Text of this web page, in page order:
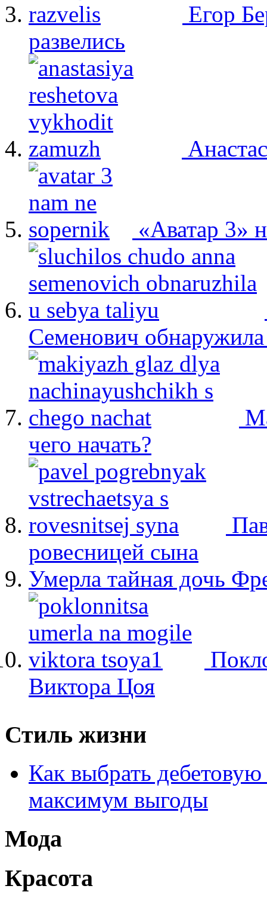
Егор
развелись
«Аватар 3»
Семенович
чего начать?
ровесницей сына
Умерла тайная дочь
Виктора Цоя
Стиль жизни
Как выбрать дебетовую
максимум выгоды
Мода
Красота